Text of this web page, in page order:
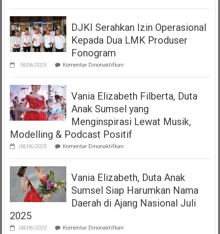
Seperempat
Bangga
Mempersembahkan
Podcast
DJKI Serahkan Izin Operasional
Kepada Dua LMK Produser
Fonogram
18/06/2025 Komentar Dinonaktifkanpada
Serahkan
Operasional
Kepada
Dua
LMK
Produser
Fonogram
Vania Elizabeth Filberta, Duta
Anak Sumsel yang
Menginspirasi Lewat Musik,
Modelling & Podcast Positif
08/06/2025 Komentar Dinonaktifkanpada
Elizabeth
Duta
Anak
Sumsel
Menginspirasi
Modelling
Vania Elizabeth, Duta Anak
Sumsel Siap Harumkan Nama
Daerah di Ajang Nasional Juli
2025
08/06/2025 Komentar Dinonaktifkanpada